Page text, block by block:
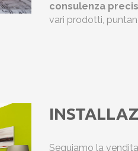
consulenza
vari prodotti,
Seguiamo la